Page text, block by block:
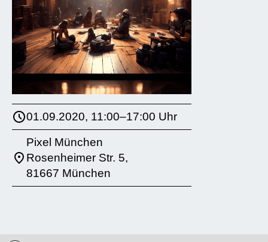
01.09.2020, 11:00–17:00 Uhr
Pixel München
Rosenheimer Str. 5,
81667 München